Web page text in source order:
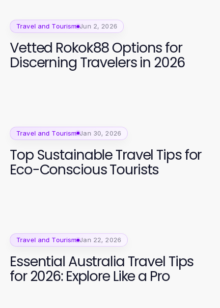
Travel and Tourism Jun 2, 2026
Vetted Rokok88 Options for
Discerning Travelers in 2026
Travel and Tourism Jan 30, 2026
Top Sustainable Travel Tips for
Eco-Conscious Tourists
Travel and Tourism Jan 22, 2026
Essential Australia Travel Tips
for 2026: Explore Like a Pro